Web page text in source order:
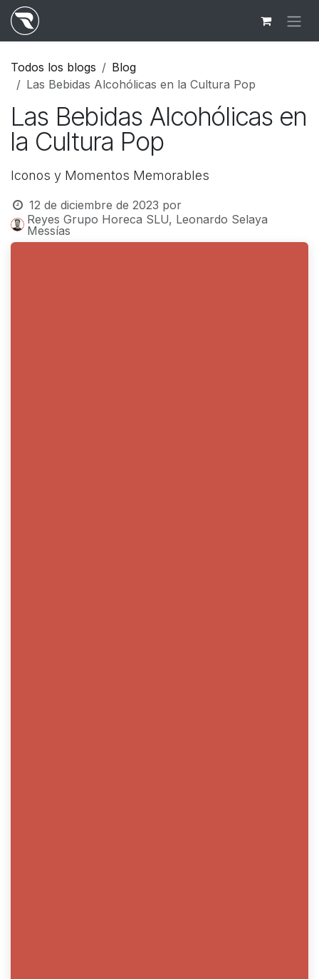
Ir al contenido
Todos los blogs
Blog
Las Bebidas Alcohólicas en la Cultura Pop
Las Bebidas Alcohólicas en
la Cultura Pop
Iconos y Momentos Memorables
12 de diciembre de 2023 por
Reyes Grupo Horeca SLU, Leonardo Selaya
Messías